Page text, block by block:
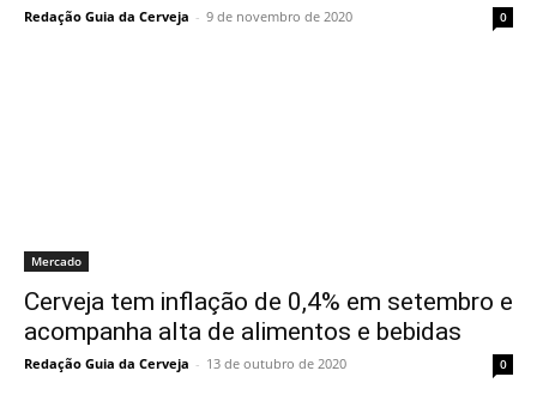
Redação Guia da Cerveja - 9 de novembro de 2020 0
Mercado
Cerveja tem inflação de 0,4% em setembro e
acompanha alta de alimentos e bebidas
Redação Guia da Cerveja - 13 de outubro de 2020 0